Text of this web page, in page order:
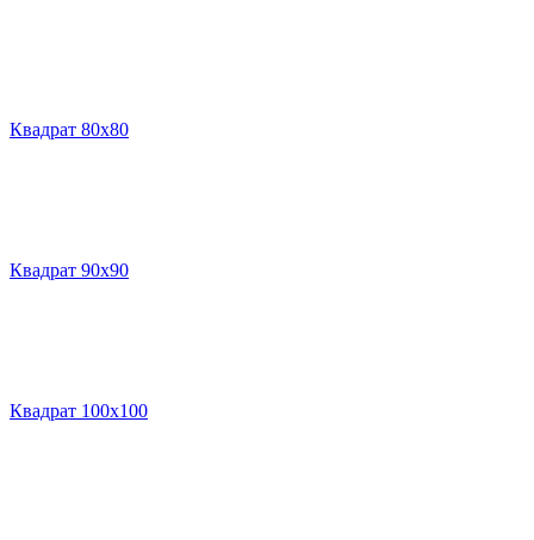
Квадрат 80х80
Квадрат 90х90
Квадрат 100х100